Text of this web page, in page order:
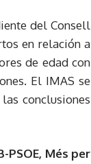
del Consell
en relación a
de edad con
El IMAS se
conclusiones
PSOE, Més per